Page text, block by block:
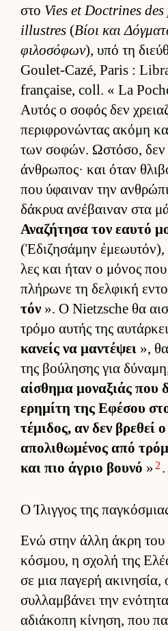
στο Vies et Doctrines
illustres (Βίοι και
φιλοσόφων), υπό τη
Goulet-Cazé, Paris :
française, coll. « La
Αυ­τός ο σοφός δεν
περιφρονώντας ακόμη
των σοφών. Ωστόσο, δεν
άν­θρωπος· και όταν
που ύφαι­ναν την
δάκρυα ανέβαι­ναν στα
Αναζήτησα τον εαυτό
(Ἐδιζησάμην ἐμεωυτόν),
λες και ήταν ο μόνος
πλήρωνε τη δελ­φική
τόν ». Ο Nietzsche θα
τρόμο αυ­τής της
κανείς να μαντέψει »,
της βού­λησης για
αί­σθημα μοναξιάς που
ερημίτη της Εφέσου
τέμιδος, αν δεν βρεθεί ο
απολιθωμένος από
και πιο άγριο βουνό » 2 .
Ο Ίλιγγος της
Ενώ στην άλλη άκρη του
κόσμου, η σχολή της
σε μια παγερή ακινησία,
συλ­λαμ­βάνει την
αδιάκοπη κίνηση, που